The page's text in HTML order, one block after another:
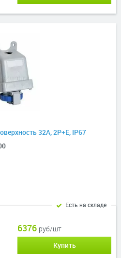
32A, 2P+E, IP67
6376 руб/шт
Купить
Есть на складе